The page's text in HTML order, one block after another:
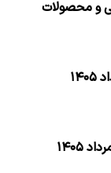
و محصولات